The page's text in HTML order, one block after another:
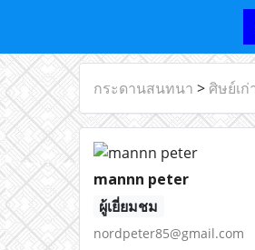
กระดานสนทนา > ศิษย์เ
mannn peter
ผู้เยี่ยมชม
nordpeter85@gmail.com